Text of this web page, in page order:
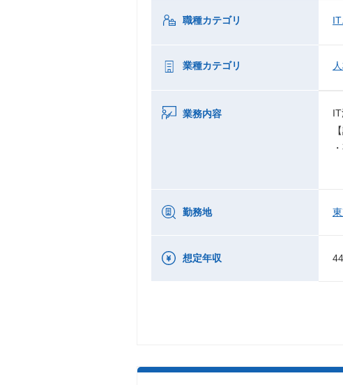
職種カテゴリ
業種カテゴリ
業務内容
勤務地
想定年収